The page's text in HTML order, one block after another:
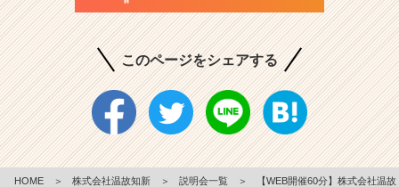
このページをシェアする
HOME ＞ 株式会社温故知新 ＞ 説明会一覧 ＞
【WEB開催60分】株式会社温故